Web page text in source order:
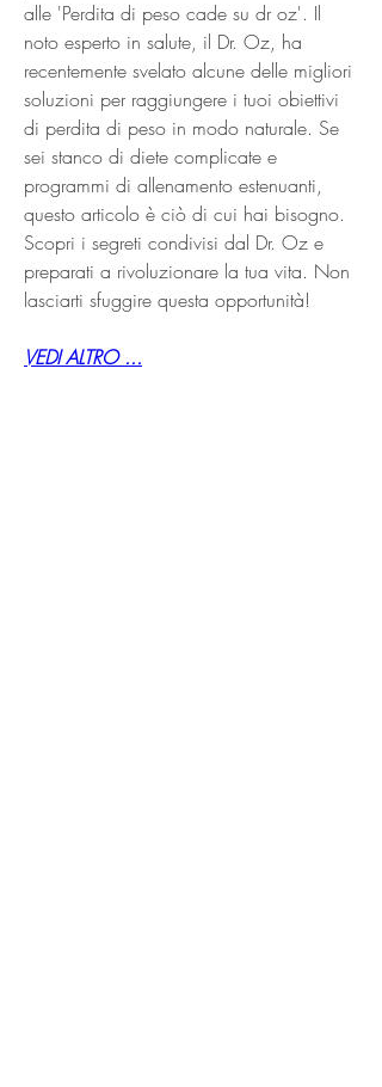
alle 'Perdita di peso cade su dr oz'. Il
noto esperto in salute, il Dr. Oz, ha
recentemente svelato alcune delle migliori
soluzioni per raggiungere i tuoi obiettivi
di perdita di peso in modo naturale. Se
sei stanco di diete complicate e
programmi di allenamento estenuanti,
questo articolo è ciò di cui hai bisogno.
Scopri i segreti condivisi dal Dr. Oz e
preparati a rivoluzionare la tua vita. Non
lasciarti sfuggire questa opportunità!
VEDI ALTRO ...